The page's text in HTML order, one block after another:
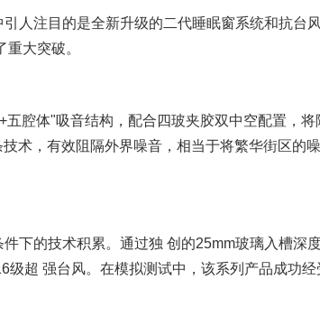
人注目的是全新升级的二代睡眠窗系统和抗台
大突破。
腔体"吸音结构，配合四玻夹胶双中空配置，
术，有效阻隔外界噪音，相当于将繁华街区的
下的技术积累。通过独 创的25mm玻璃入槽深
级超 强台风。在模拟测试中，该系列产品成功